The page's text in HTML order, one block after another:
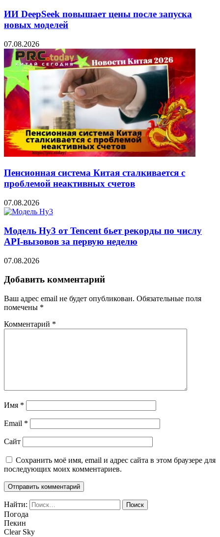
ИИ DeepSeek повышает цены после запуска
новых моделей
07.08.2026
Пенсионная система Китая сталкивается с
проблемой неактивных счетов
07.08.2026
Модель Hy3 от Tencent бьет рекорды по числу
API-вызовов за первую неделю
07.08.2026
Добавить комментарий
Ваш адрес email не будет опубликован. Обязательные поля
помечены *
Комментарий *
Имя *
Email *
Сайт
Сохранить моё имя, email и адрес сайта в этом браузере для
последующих моих комментариев.
Найти:
Погода
Пекин
Clear Sky